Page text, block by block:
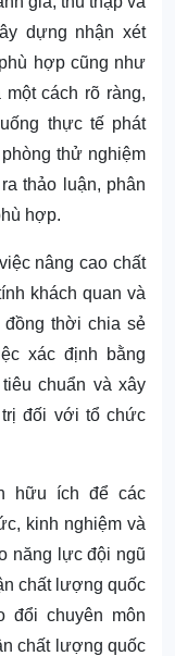
dựng nhận xét
hợp cũng như
cách rõ ràng,
thực tế phát
thử nghiệm
thảo luận, phân
hợp.
nâng cao chất
khách quan và
đồng thời chia sẻ
xác định bằng
chuẩn và xây
đối với tổ chức
hữu ích để các
kinh nghiệm và
năng lực đội ngũ
chất lượng quốc
đổi chuyên môn
chất lượng quốc